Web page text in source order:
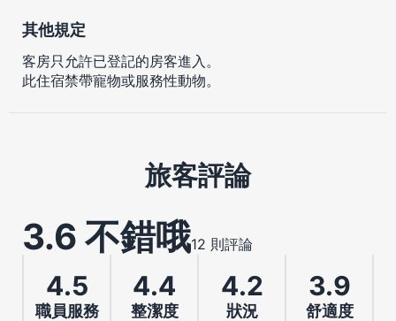
其他規定
客房只允許已登記的房客進入。
此住宿禁帶寵物或服務性動物。
旅客評論
3.6 不錯哦12 則評論
4.5
職員服務
4.4
整潔度
4.2
狀況
3.9
舒適度